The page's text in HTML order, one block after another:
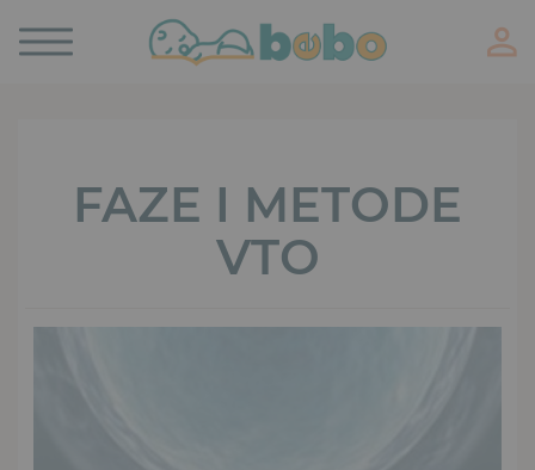
Toggle
navigation
FAZE I METODE
VTO